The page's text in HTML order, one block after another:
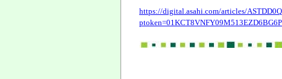
https://digital.asahi.com/articles/